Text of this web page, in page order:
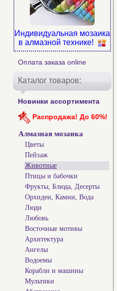
Индивидуальная мозаика
в алмазной технике!
Оплата заказа online
Каталог товаров:
Новинки ассортимента
Распродажа! До 60%!
Алмазная мозаика
Цветы
Пейзаж
Животные
Птицы и бабочки
Фрукты, Блюда, Десерты
Орхидеи, Камни, Вода
Люди
Любовь
Восточные мотивы
Архитектура
Ангелы
Водоемы
Корабли и машины
Мультики